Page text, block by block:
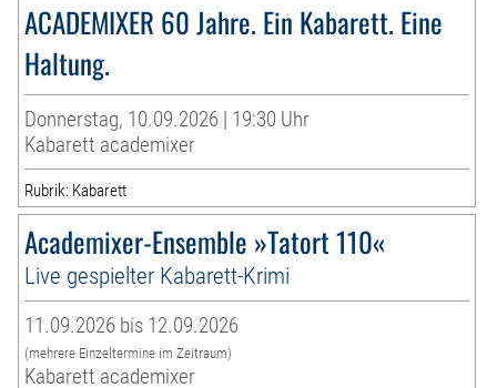
ACADEMIXER 60 Jahre. Ein Kabarett. Eine
Haltung.
Donnerstag, 10.09.2026 | 19:30 Uhr
Kabarett academixer
Rubrik: Kabarett
Academixer-Ensemble »Tatort 110«
Live gespielter Kabarett-Krimi
11.09.2026 bis 12.09.2026
(mehrere Einzeltermine im Zeitraum)
Kabarett academixer